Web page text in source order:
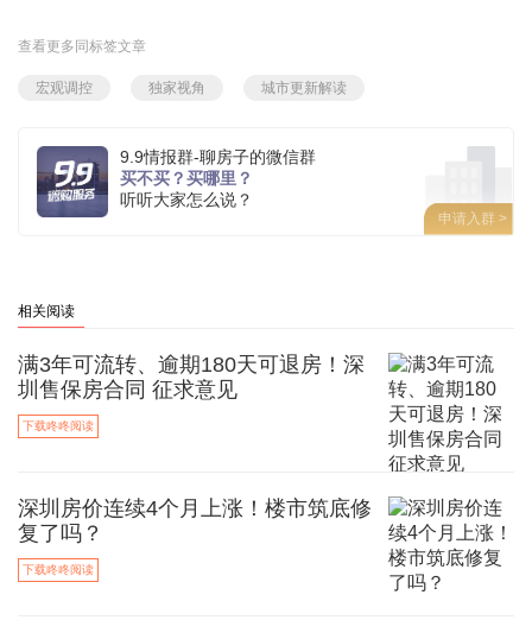
查看更多同标签文章
宏观调控 独家视角 城市更新解读
9.9情报群-聊房子的微信群
买不买？买哪里？
听听大家怎么说？
申请入群 >
相关阅读
满3年可流转、逾期180天可退房！深
圳售保房合同 征求意见
下载咚咚阅读
深圳房价连续4个月上涨！楼市筑底修
复了吗？
下载咚咚阅读